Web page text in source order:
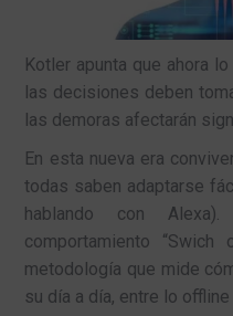
Kotler apunta que ahora
las decisiones deben
las demoras afectarán
En esta nueva era
todas saben adaptarse
hablando con
comportamiento
metodología que mide
su día a día, entre lo offline